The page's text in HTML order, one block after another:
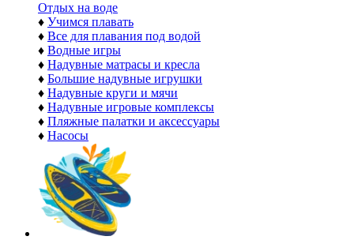
Отдых на воде
♦ Учимся плавать
♦ Все для плавания под водой
♦ Водные игры
♦ Надувные матрасы и кресла
♦ Большие надувные игрушки
♦ Надувные круги и мячи
♦ Надувные игровые комплексы
♦ Пляжные палатки и аксессуары
♦ Насосы